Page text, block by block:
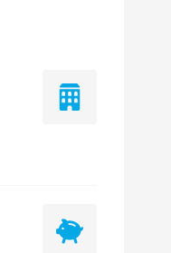
Iba
Najlacnejší